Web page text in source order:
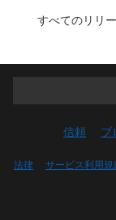
すべてのリリ
信頼 ブ
法律 サービス利用規